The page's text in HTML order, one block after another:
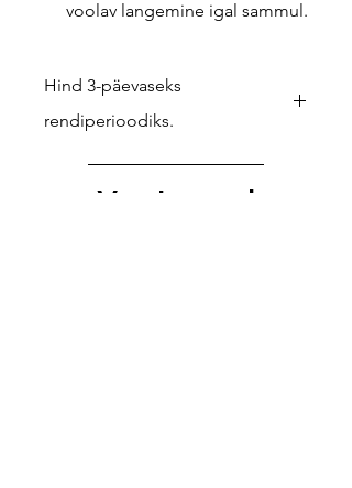
voolav langemine igal sammul.
Hind 3-päevaseks
rendiperioodiks.
Kui soovid pikemat laenutust (nt
reisiks või välismaiseks festivaliks),
Vaata veel